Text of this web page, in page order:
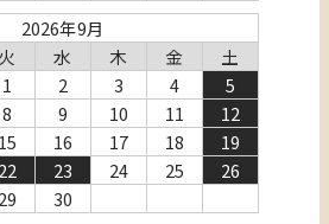
2026年9月
火 水 木 金
土
1
2 3 4
5
8 9 10 11
12
15 16 17 18
19
22 23 24 25
26
29 30